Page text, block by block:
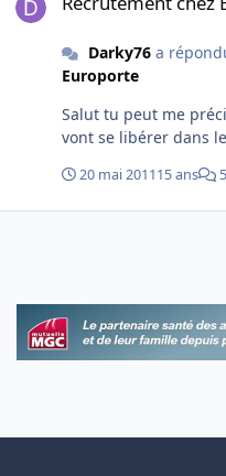
Darky76a
Europorte
Salut tu peut me préciser le nom des villes ou les places
20 mai 201115 ans